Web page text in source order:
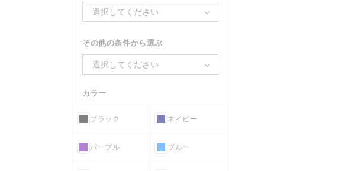
選択してください
その他の条件から選ぶ
選択してください
カラー
ブラック ネイビー
パープル ブルー